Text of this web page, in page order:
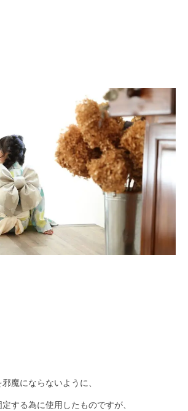
魔にならないように、
する為に使用したものですが、